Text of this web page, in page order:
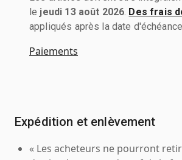
le jeudi 13 août 2026 Des frais
appliqués après la date d'échéance.
Paiements
Expédition et enlèvement
« Les acheteurs ne pourront